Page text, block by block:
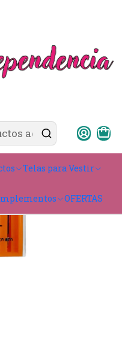
Telas para Vestir
OFERTAS
Cuero Surtidas